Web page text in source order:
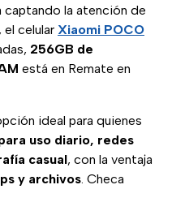
la atención de
, el celular Xiaomi POCO
256GB de
está en Remate en
ideal para quienes
uso diario, redes
casual, con la ventaja
y archivos. Checa